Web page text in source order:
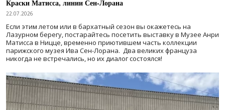
Краски Матисса, линии Сен-Лорана
22.07.2026
Если этим летом или в бархатный сезон вы окажетесь на
Лазурном берегу, постарайтесь посетить выставку в Музее Анри
Матисса в Ницце, временно приютившем часть коллекции
парижского музея Ива Сен-Лорана. Два великих француза
никогда не встречались, но их диалог состоялся!